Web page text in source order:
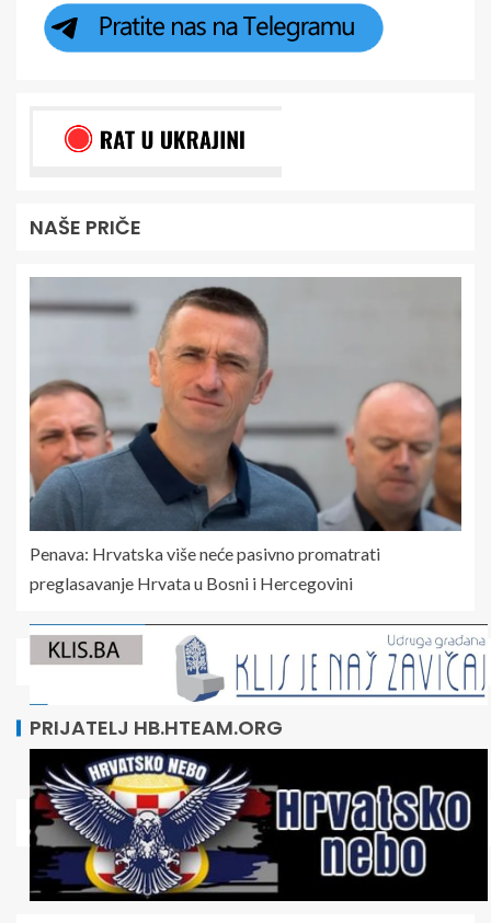
NAŠE PRIČE
Penava: Hrvatska više neće pasivno promatrati
preglasavanje Hrvata u Bosni i Hercegovini
PRIJATELJ HB.HTEAM.ORG